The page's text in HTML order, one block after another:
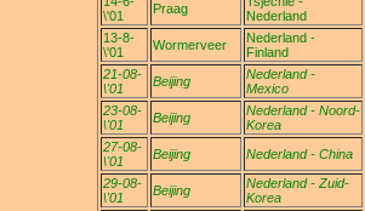
\'01
Praag
Nederland
13-8-
\'01
Wormerveer
Nederland -
Finland
21-08-
\'01
Beijing
Nederland -
Mexico
23-08-
\'01
Beijing
Nederland - Noord-
Korea
27-08-
\'01
Beijing Nederland - China
29-08-
\'01
Beijing
Nederland - Zuid-
Korea